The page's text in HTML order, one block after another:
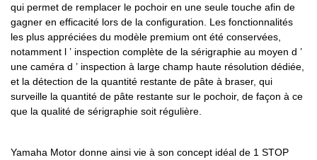
qui permet de remplacer le pochoir en une seule touche afin de
gagner en efficacité lors de la configuration. Les fonctionnalités
les plus appréciées du modèle premium ont été conservées,
notamment l ’ inspection complète de la sérigraphie au moyen d ’
une caméra d ’ inspection à large champ haute résolution dédiée,
et la détection de la quantité restante de pâte à braser, qui
surveille la quantité de pâte restante sur le pochoir, de façon à ce
que la qualité de sérigraphie soit régulière.
Yamaha Motor donne ainsi vie à son concept idéal de 1 STOP